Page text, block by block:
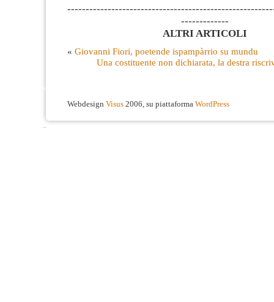
-------------
ALTRI ARTICOLI
« Giovanni Fiori, poetende ispampàrrio su mundu
Una costituente non dichiarata, la destra
Webdesign Visus 2006, su piattaforma WordPress